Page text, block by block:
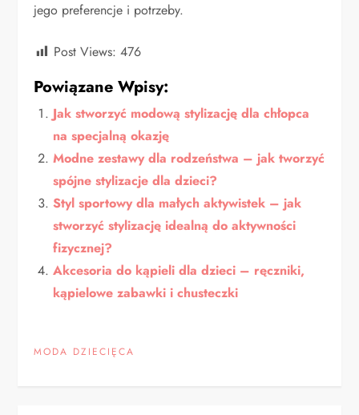
jego preferencje i potrzeby.
Post Views: 476
Powiązane Wpisy:
Jak stworzyć modową stylizację dla chłopca
na specjalną okazję
Modne zestawy dla rodzeństwa – jak tworzyć
spójne stylizacje dla dzieci?
Styl sportowy dla małych aktywistek – jak
stworzyć stylizację idealną do aktywności
fizycznej?
Akcesoria do kąpieli dla dzieci – ręczniki,
kąpielowe zabawki i chusteczki
MODA DZIECIĘCA